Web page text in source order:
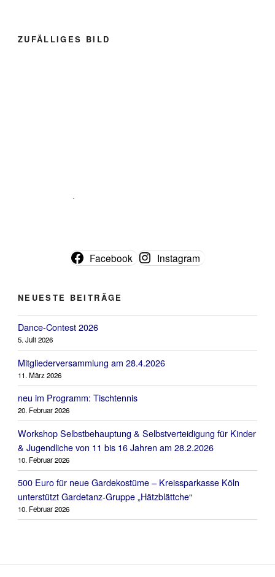
ZUFÄLLIGES BILD
Facebook Instagram
NEUESTE BEITRÄGE
Dance-Contest 2026
5. Juli 2026
Mitgliederversammlung am 28.4.2026
11. März 2026
neu im Programm: Tischtennis
20. Februar 2026
Workshop Selbstbehauptung & Selbstverteidigung für Kinder
& Jugendliche von 11 bis 16 Jahren am 28.2.2026
10. Februar 2026
500 Euro für neue Gardekostüme – Kreissparkasse Köln
unterstützt Gardetanz-Gruppe „Hätzblättche“
10. Februar 2026